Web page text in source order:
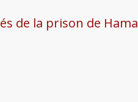
de la prison de Hama